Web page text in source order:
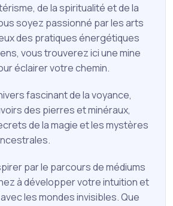
de la spiritualité et de la
soyez passionné par les arts
des pratiques énergétiques
vous trouverez ici une mine
éclairer votre chemin.
fascinant de la voyance,
des pierres et minéraux,
de la magie et les mystères
par le parcours de médiums
à développer votre intuition et
les mondes invisibles. Que